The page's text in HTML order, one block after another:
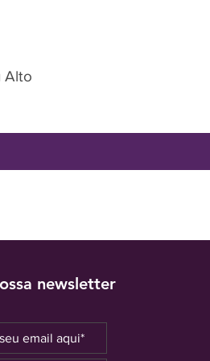
Alto
newsletter